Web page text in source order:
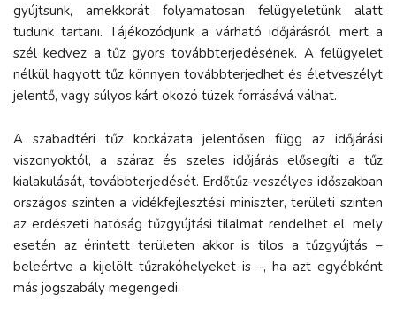
gyújtsunk, amekkorát folyamatosan felügyeletünk alatt
tudunk tartani. Tájékozódjunk a várható időjárásról, mert a
szél kedvez a tűz gyors továbbterjedésének. A felügyelet
nélkül hagyott tűz könnyen továbbterjedhet és életveszélyt
jelentő, vagy súlyos kárt okozó tüzek forrásává válhat.
A szabadtéri tűz kockázata jelentősen függ az időjárási
viszonyoktól, a száraz és szeles időjárás elősegíti a tűz
kialakulását, továbbterjedését. Erdőtűz-veszélyes időszakban
országos szinten a vidékfejlesztési miniszter, területi szinten
az erdészeti hatóság tűzgyújtási tilalmat rendelhet el, mely
esetén az érintett területen akkor is tilos a tűzgyújtás –
beleértve a kijelölt tűzrakóhelyeket is –, ha azt egyébként
más jogszabály megengedi.